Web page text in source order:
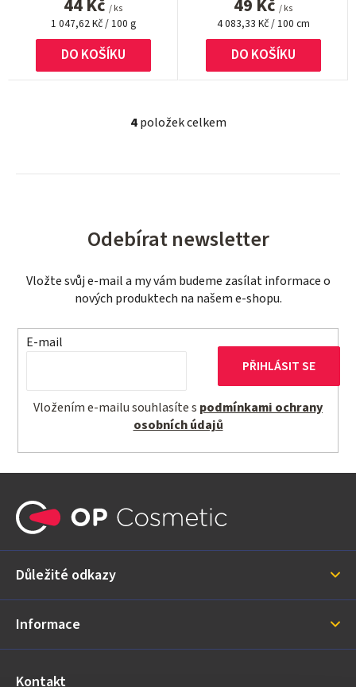
44 Kč / ks
Měrná
cena:
1 047,62 Kč / 100 g
DO KOŠÍKU
49 Kč / ks
Měrná
cena:
4 083,33 Kč / 100 cm
DO KOŠÍKU
O
l
c
p
r
ý
p
i
s
u
4položek celkem
Odebírat newsletter
Vložte svůj e-mail a my vám budeme zasílat informace o
nových produktech na našem e-shopu.
E-mail
Vložením e-mailu souhlasíte s podmínkami ochrany
osobních údajů
PŘIHLÁSIT SE
a
í
Důležité odkazy
Informace
Kontakt